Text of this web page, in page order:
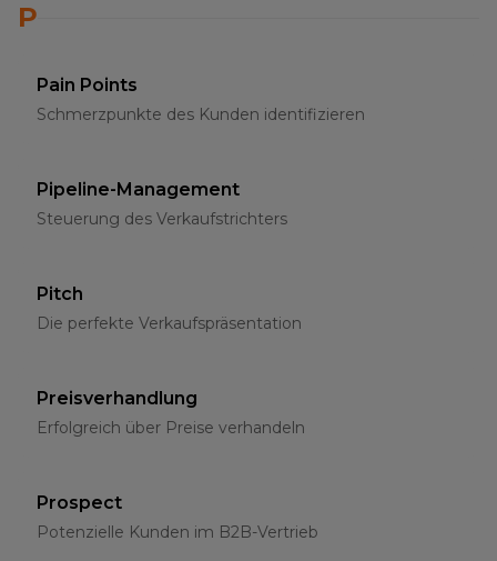
P
Pain Points
Schmerzpunkte des Kunden identifizieren
Pipeline-Management
Steuerung des Verkaufstrichters
Pitch
Die perfekte Verkaufspräsentation
Preisverhandlung
Erfolgreich über Preise verhandeln
Prospect
Potenzielle Kunden im B2B-Vertrieb